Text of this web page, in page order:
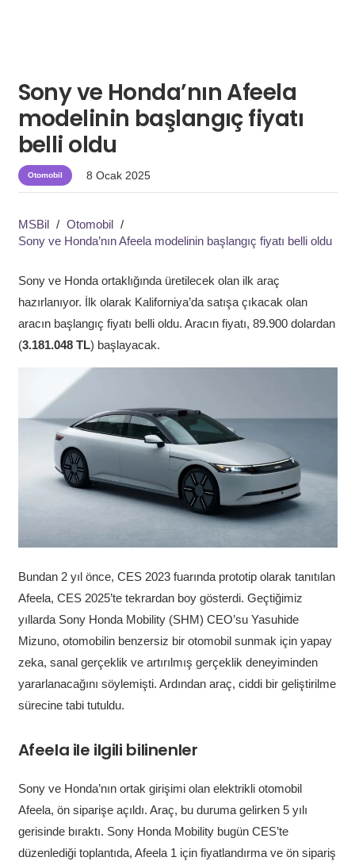
Sony ve Honda’nın Afeela
modelinin başlangıç fiyatı
belli oldu
Otomobil 8 Ocak 2025
MSBil / Otomobil /
Sony ve Honda’nın Afeela modelinin başlangıç fiyatı belli oldu
Sony ve Honda ortaklığında üretilecek olan ilk araç
hazırlanıyor. İlk olarak Kaliforniya’da satışa çıkacak olan
aracın başlangıç fiyatı belli oldu. Aracın fiyatı, 89.900 dolardan
(3.181.048 TL) başlayacak.
Bundan 2 yıl önce, CES 2023 fuarında prototip olarak tanıtılan
Afeela, CES 2025’te tekrardan boy gösterdi. Geçtiğimiz
yıllarda Sony Honda Mobility (SHM) CEO’su Yasuhide
Mizuno, otomobilin benzersiz bir otomobil sunmak için yapay
zeka, sanal gerçeklik ve artırılmış gerçeklik deneyiminden
yararlanacağını söylemişti. Ardından araç, ciddi bir geliştirilme
sürecine tabi tutuldu.
Afeela ile ilgili bilinenler
Sony ve Honda’nın ortak girişimi olan elektrikli otomobil
Afeela, ön siparişe açıldı. Araç, bu duruma gelirken 5 yılı
gerisinde bıraktı. Sony Honda Mobility bugün CES’te
düzenlediği toplantıda, Afeela 1 için fiyatlandırma ve ön sipariş